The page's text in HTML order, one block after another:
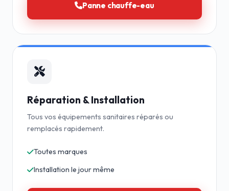
Panne chauffe-eau
Réparation & Installation
Tous vos équipements sanitaires réparés ou
remplacés rapidement.
Toutes marques
Installation le jour même